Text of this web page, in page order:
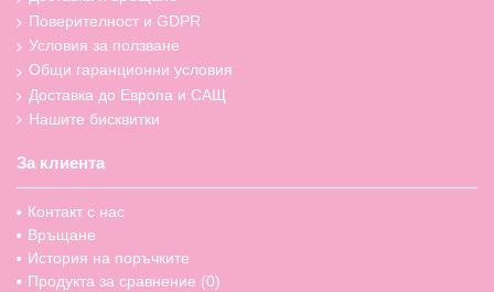
Поверителност и GDPR
Условия за ползване
Общи гаранционни условия
Доставка до Европа и САЩ
Нашите бисквитки
За клиента
Контакт с нас
Връщане
История на поръчките
Продукта за сравнение (0)